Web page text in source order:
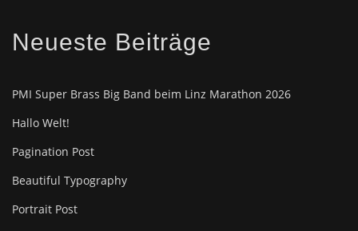
Neueste Beiträge
PMI Super Brass Big Band beim Linz Marathon 2026
Hallo Welt!
Pagination Post
Beautiful Typography
Portrait Post